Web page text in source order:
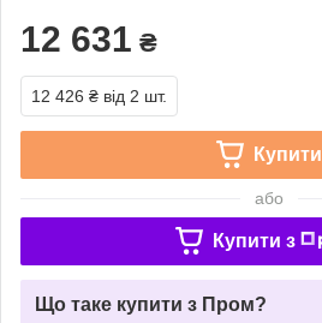
12 631 ₴
12 426 ₴ від 2 шт.
Купити
або
Купити з
Що таке купити з Пром?